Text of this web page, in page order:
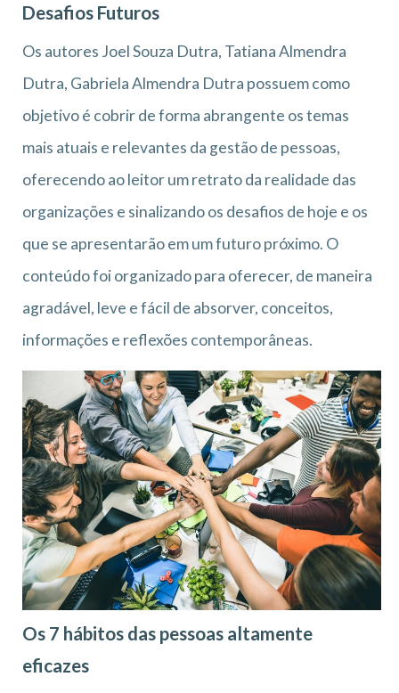
Desafios Futuros
Os autores Joel Souza Dutra, Tatiana Almendra
Dutra, Gabriela Almendra Dutra possuem como
objetivo é cobrir de forma abrangente os temas
mais atuais e relevantes da gestão de pessoas,
oferecendo ao leitor um retrato da realidade das
organizações e sinalizando os desafios de hoje e os
que se apresentarão em um futuro próximo. O
conteúdo foi organizado para oferecer, de maneira
agradável, leve e fácil de absorver, conceitos,
informações e reflexões contemporâneas.
Os 7 hábitos das pessoas altamente
eficazes